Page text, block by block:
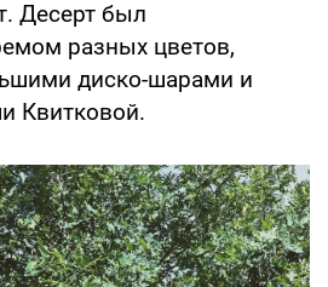
Десерт был
разных цветов,
диско-шарами и
Квитковой.